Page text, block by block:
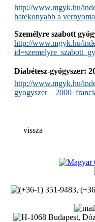
http://www.mgyk.hu/
hatekonyabb a
Személyre szabott
http://www.mgyk.hu/
Diabétesz-gyógyszer:
http://www.mgyk.hu/
vissza